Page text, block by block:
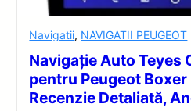
Navigatii, NAVIGATII PEUGEOT
Navigație Auto Teyes
pentru Peugeot
Recenzie Detaliată,